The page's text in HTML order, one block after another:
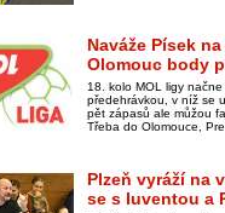
Naváže Písek
Olomouc body
18. kolo MOL ligy
předehrávkou, v níž se
pět zápasů ale můžou
Třeba do Olomouce,
Plzeň vyráží na
se s Iuventou a